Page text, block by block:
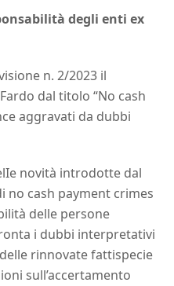
degli enti ex
n. 2/2023 il
dal titolo “No cash
aggravati da dubbi
novità introdotte dal
no cash payment crimes
delle persone
i dubbi interpretativi
rinnovate fattispecie
sull’accertamento